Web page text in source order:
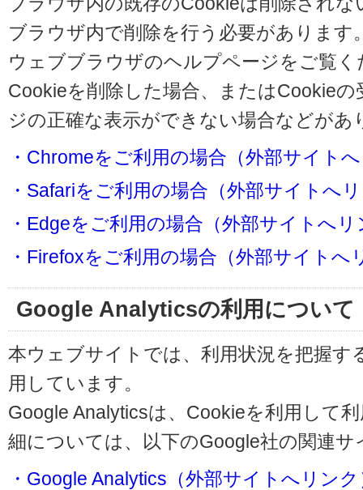
ブラウザ内で削除を行う必要があります
ウェブブラウザのヘルプページをご覧く
Cookieを削除した場合、またはCookie
ジの正確な表示ができない場合などが
・Chromeをご利用の場合（外部サイト
・Safariをご利用の場合（外部サイトへ
・Edgeをご利用の場合（外部サイトへリ
・Firefoxをご利用の場合（外部サイトへ
Google Analyticsの利用について
本ウェブサイトでは、利用状況を把握す
用しています。
Google Analyticsは、Cookieを利用して
細については、以下のGoogle社の関連
・Google Analytics（外部サイトへリンク